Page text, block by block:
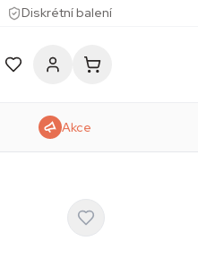
Diskrétní balení
Akce